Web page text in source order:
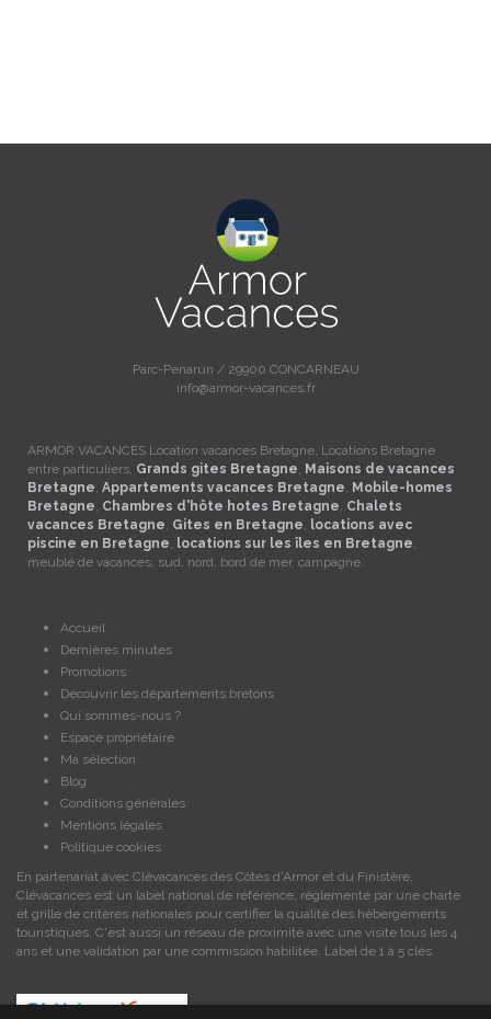
Parc-Penarun / 29900 CONCARNEAU
info@armor-vacances.fr
ARMOR VACANCES Location vacances Bretagne, Locations Bretagne
entre particuliers, Grands gites Bretagne, Maisons de vacances
Bretagne, Appartements vacances Bretagne, Mobile-homes
Bretagne, Chambres d'hôte hotes Bretagne, Chalets
vacances Bretagne, Gites en Bretagne, locations avec
piscine en Bretagne, locations sur les îles en Bretagne,
meublé de vacances, sud, nord, bord de mer, campagne.
Accueil
Dernières minutes
Promotions
Découvrir les départements bretons
Qui sommes-nous ?
Espace propriétaire
Ma sélection
Blog
Conditions générales
Mentions légales
Politique cookies
En partenariat avec Clévacances des Côtes d'Armor et du Finistère,
Clévacances est un label national de référence, réglementé par une charte
et grille de critères nationales pour certifier la qualité des hébergements
touristiques. C'est aussi un réseau de proximité avec une visite tous les 4
ans et une validation par une commission habilitée. Label de 1 à 5 clés.